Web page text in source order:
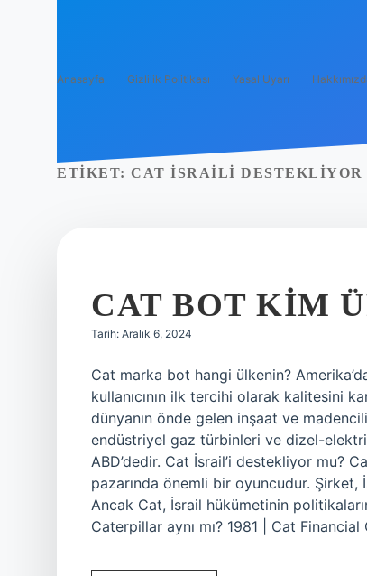
Anasayfa Gizlilik Politikası Yasal Uyarı
ETIKET: CAT İSRAILI DESTEKLIYOR
CAT BOT KIM
Tarih: Aralık 6, 2024
Cat marka bot hangi ülkenin?
kullanıcının ilk tercihi olarak kalitesini
dünyanın önde gelen inşaat ve
endüstriyel gaz türbinleri ve dizel-
ABD’dedir. Cat İsrail’i destekliyor mu?
pazarında önemli bir oyuncudur. Şirket,
Ancak Cat, İsrail hükümetinin
Caterpillar aynı mı? 1981 | Cat